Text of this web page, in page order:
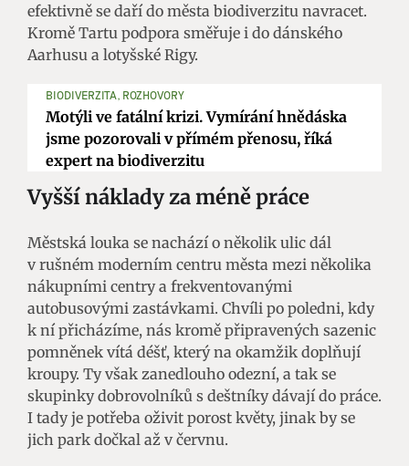
efektivně se daří do města biodiverzitu navracet.
Kromě Tartu podpora směřuje i do dánského
Aarhusu a lotyšské Rigy.
BIODIVERZITA, ROZHOVORY
Motýli ve fatální krizi. Vymírání hnědáska
jsme pozorovali v přímém přenosu, říká
expert na biodiverzitu
Vyšší náklady za méně práce
Městská louka se nachází o několik ulic dál
v rušném moderním centru města mezi několika
nákupními centry a frekventovanými
autobusovými zastávkami. Chvíli po poledni, kdy
k ní přicházíme, nás kromě připravených sazenic
pomněnek vítá déšť, který na okamžik doplňují
kroupy. Ty však zanedlouho odezní, a tak se
skupinky dobrovolníků s deštníky dávají do práce.
I tady je potřeba oživit porost květy, jinak by se
jich park dočkal až v červnu.